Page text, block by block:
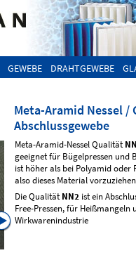
GEWEBE DRAHTGEWEBE
Meta-Aramid Nessel /
Abschlussgewebe
Meta-Aramid-Nessel Qualität
geeignet für Bügelpressen und
ist höher als bei Polyamid oder
also dieses Material
Die Qualität NN2 ist ein
Free-Pressen, für
Wirkwarenindustrie